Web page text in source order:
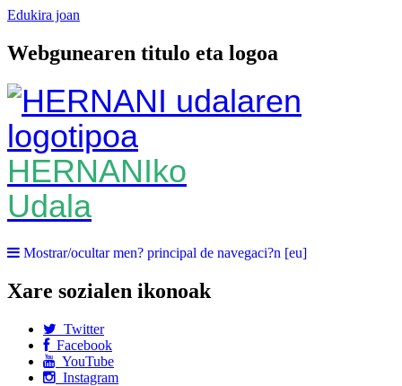
Edukira joan
Webgunearen titulo eta logoa
HERNANIko
Udala
Mostrar/ocultar men? principal de navegaci?n [eu]
Xare sozialen ikonoak
Twitter
Facebook
YouTube
Instagram